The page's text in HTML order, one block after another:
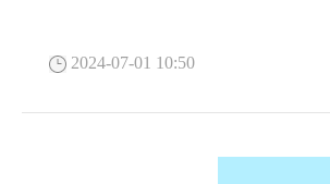
2024-07-01 10:50